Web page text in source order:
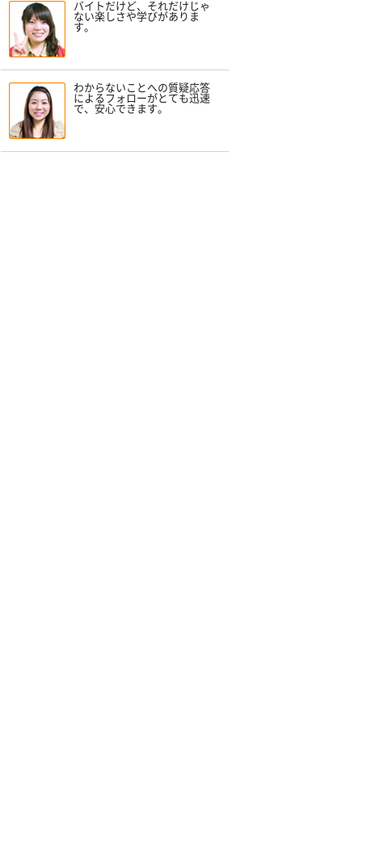
バイトだけど、それだけじゃ
ない楽しさや学びがありま
す。
わからないことへの質疑応答
によるフォローがとても迅速
で、安心できます。